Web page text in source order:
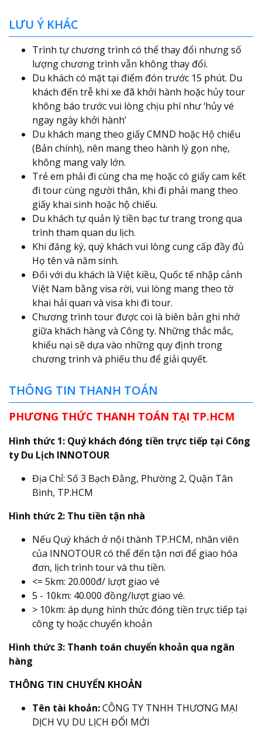
LƯU Ý KHÁC
Trình tự chương trình có thể thay đổi nhưng số
lượng chương trình vẫn không thay đổi.
Du khách có mặt tại điểm đón trước 15 phút. Du
khách đến trễ khi xe đã khởi hành hoặc hủy tour
không báo trước vui lòng chịu phí như ‘hủy vé
ngay ngày khởi hành’
Du khách mang theo giấy CMND hoặc Hộ chiếu
(Bản chính), nên mang theo hành lý gọn nhẹ,
không mang valy lớn.
Trẻ em phải đi cùng cha mẹ hoặc có giấy cam kết
đi tour cùng người thân, khi đi phải mang theo
giấy khai sinh hoặc hộ chiếu.
Du khách tự quản lý tiền bạc tư trang trong qua
trình tham quan du lịch.
Khi đăng ký, quý khách vui lòng cung cấp đầy đủ
Họ tên và năm sinh.
Đối với du khách là Việt kiều, Quốc tế nhập cảnh
Việt Nam bằng visa rời, vui lòng mang theo tờ
khai hải quan và visa khi đi tour.
Chương trình tour được coi là biên bản ghi nhớ
giữa khách hàng và Công ty. Những thắc mắc,
khiếu nại sẽ dựa vào những quy định trong
chương trình và phiếu thu để giải quyết.
THÔNG TIN THANH TOÁN
PHƯƠNG THỨC THANH TOÁN TẠI TP.HCM
Hình thức 1: Quý khách đóng tiền trực tiếp tại Công
ty Du Lịch INNOTOUR
Địa Chỉ: Số 3 Bạch Đằng, Phường 2, Quận Tân
Bình, TP.HCM
Hình thức 2: Thu tiền tận nhà
Nếu Quý khách ở nội thành TP.HCM, nhân viên
của INNOTOUR có thể đến tận nơi để giao hóa
đơn, lịch trình tour và thu tiền.
<= 5km: 20.000đ/ lượt giao vé
5 - 10km: 40.000 đồng/lượt giao vé.
> 10km: áp dụng hình thức đóng tiền trực tiếp tại
công ty hoặc chuyển khoản
Hình thức 3: Thanh toán chuyển khoản qua ngân
hàng
THÔNG TIN CHUYỂN KHOẢN
Tên tài khoản:CÔNG TY TNHH THƯƠNG MẠI
DỊCH VỤ DU LỊCH ĐỔI MỚI